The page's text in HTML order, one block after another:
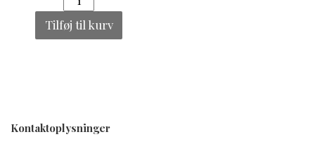
Tilføj til kurv
Kontaktoplysninger